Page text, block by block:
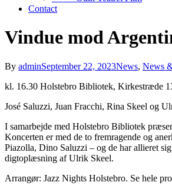
Contact
Vindue mod
By adminSeptember 22, 2023News, News
kl. 16.30 Holstebro Bibliotek, Kirkestræde
José Saluzzi, Juan Fracchi, Rina Skeel og
I samarbejde med Holstebro Bibliotek
Koncerten er med de to fremragende og
Piazolla, Dino Saluzzi – og de har allieret
digtoplæsning af Ulrik Skeel.
Arrangør: Jazz Nights Holstebro. Se hele